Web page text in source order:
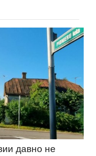
давно не